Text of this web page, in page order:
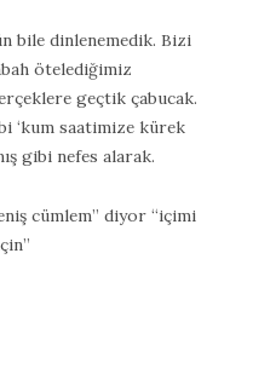
bile dinlenemedik. Bizi
ötelediğimiz
geçtik çabucak.
‘kum saatimize kürek
gibi nefes alarak.
cümlem” diyor “içimi